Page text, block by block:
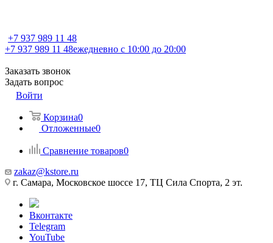
+7 937 989 11 48
+7 937 989 11 48ежедневно с 10:00 до 20:00
Заказать звонок
Задать вопрос
Войти
Корзина0
Отложенные0
Сравнение товаров0
zakaz@kstore.ru
г. Самара, Московское шоссе 17, ТЦ Сила Спорта, 2 эт.
Вконтакте
Telegram
YouTube